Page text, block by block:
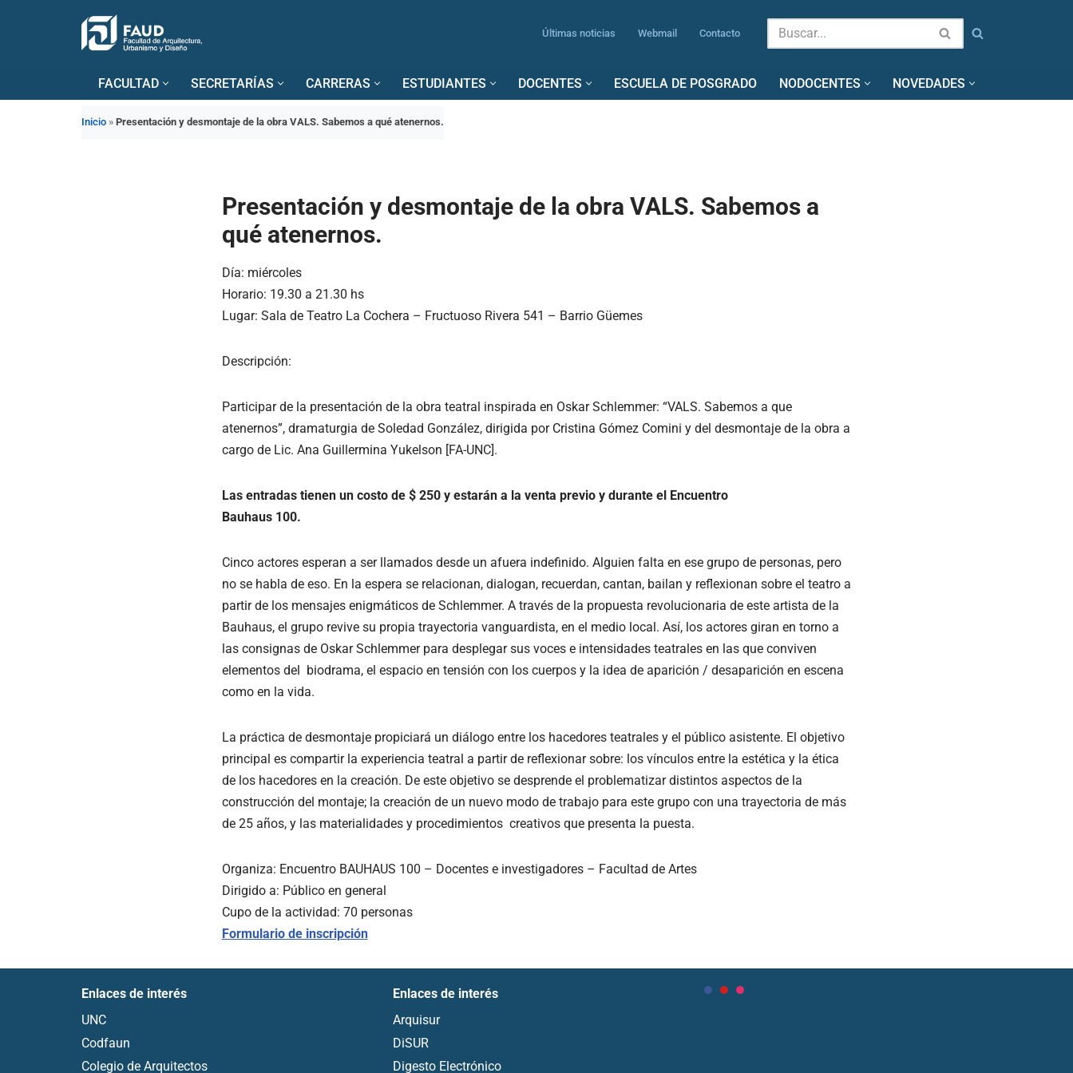
Últimas noticias Webmail Contacto
FACULTAD SECRETARÍAS CARRERAS ESTUDIANTES DOCENTES ESCUELA DE POSGRADO NODOCENTES NOVEDADES
Inicio » Presentación y desmontaje de la obra VALS. Sabemos a qué atenernos.
Presentación y desmontaje de la obra VALS. Sabemos a
qué atenernos.
Día: miércoles
Horario: 19.30 a 21.30 hs
Lugar: Sala de Teatro La Cochera – Fructuoso Rivera 541 – Barrio Güemes
Descripción:
Participar de la presentación de la obra teatral inspirada en Oskar Schlemmer: “VALS. Sabemos a que
atenernos”, dramaturgia de Soledad González, dirigida por Cristina Gómez Comini y del desmontaje de la obra a
cargo de Lic. Ana Guillermina Yukelson [FA-UNC].
Las entradas tienen un costo de $ 250 y estarán a la venta previo y durante el Encuentro
Bauhaus 100.
Cinco actores esperan a ser llamados desde un afuera indefinido. Alguien falta en ese grupo de personas, pero
no se habla de eso. En la espera se relacionan, dialogan, recuerdan, cantan, bailan y reflexionan sobre el teatro a
partir de los mensajes enigmáticos de Schlemmer. A través de la propuesta revolucionaria de este artista de la
Bauhaus, el grupo revive su propia trayectoria vanguardista, en el medio local. Así, los actores giran en torno a
las consignas de Oskar Schlemmer para desplegar sus voces e intensidades teatrales en las que conviven
elementos del biodrama, el espacio en tensión con los cuerpos y la idea de aparición / desaparición en escena
como en la vida.
La práctica de desmontaje propiciará un diálogo entre los hacedores teatrales y el público asistente. El objetivo
principal es compartir la experiencia teatral a partir de reflexionar sobre: los vínculos entre la estética y la ética
de los hacedores en la creación. De este objetivo se desprende el problematizar distintos aspectos de la
construcción del montaje; la creación de un nuevo modo de trabajo para este grupo con una trayectoria de más
de 25 años, y las materialidades y procedimientos creativos que presenta la puesta.
Organiza: Encuentro BAUHAUS 100 – Docentes e investigadores – Facultad de Artes
Dirigido a: Público en general
Cupo de la actividad: 70 personas
Formulario de inscripción
Enlaces de interés
UNC
Codfaun
Colegio de Arquitectos
Enlaces de interés
Arquisur
DiSUR
Digesto Electrónico